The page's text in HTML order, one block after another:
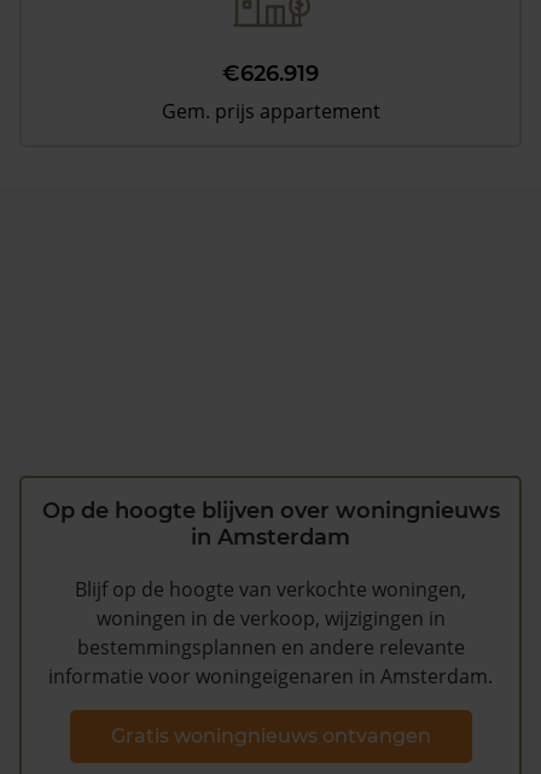
€626.919
Gem. prijs appartement
Op de hoogte blijven over woningnieuws
in Amsterdam
Blijf op de hoogte van verkochte woningen,
woningen in de verkoop, wijzigingen in
bestemmingsplannen en andere relevante
informatie voor woningeigenaren in Amsterdam.
Gratis woningnieuws ontvangen